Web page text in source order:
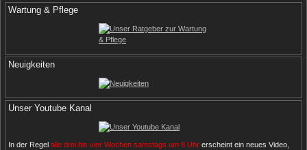
Wartung & Pflege
Neuigkeiten
Unser Youtube Kanal
In der Regel alle drei bis vier Wochen samstags um 8 Uhr erscheint ein neues Video,